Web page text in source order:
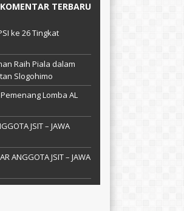
KOMENTAR TERBARU
ke 26 Tingkat
Raih Piala dalam
Slogohimo
Pemenang Lomba AL
JSIT – JAWA
ANGGOTA JSIT – JAWA